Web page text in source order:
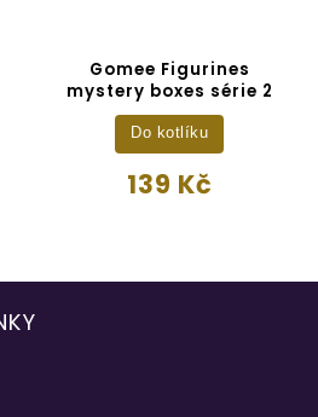
Gomee Figurines
mystery boxes série 2
139 Kč
Do kotlíku